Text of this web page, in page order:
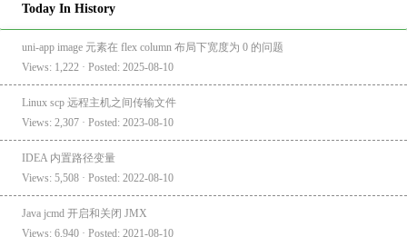
Today In History
uni-app image 元素在 flex column 布局下宽度为 0 的问题
Views: 1,222 · Posted: 2025-08-10
Linux scp 远程主机之间传输文件
Views: 2,307 · Posted: 2023-08-10
IDEA 内置路径变量
Views: 5,508 · Posted: 2022-08-10
Java jcmd 开启和关闭 JMX
Views: 6,940 · Posted: 2021-08-10